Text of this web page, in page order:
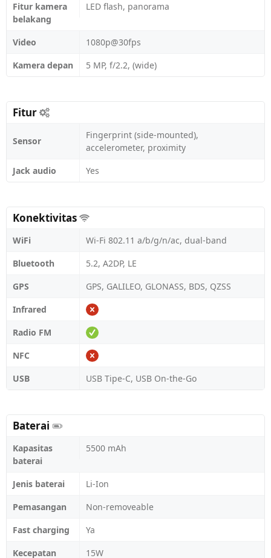
Fitur kamera
belakang
LED flash, panorama
Video
1080p@30fps
Kamera depan
5 MP, f/2.2, (wide)
Fitur
Sensor
Fingerprint (side-mounted),
accelerometer, proximity
Jack audio
Yes
Konektivitas
WiFi
Wi-Fi 802.11 a/b/g/n/ac, dual-band
Bluetooth
5.2, A2DP, LE
GPS
GPS, GALILEO, GLONASS, BDS, QZSS
Infrared
Radio FM
NFC
USB
USB Tipe-C, USB On-the-Go
Baterai
Kapasitas
baterai
5500 mAh
Jenis baterai
Li-Ion
Pemasangan
Non-removeable
Fast charging
Ya
Kecepatan
15W